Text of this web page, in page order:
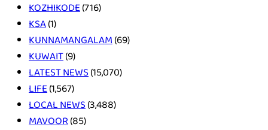
KOZHIKODE(716)
KSA(1)
KUNNAMANGALAM(69)
KUWAIT(9)
LATEST NEWS(15,070)
LIFE(1,567)
LOCAL NEWS(3,488)
MAVOOR(85)